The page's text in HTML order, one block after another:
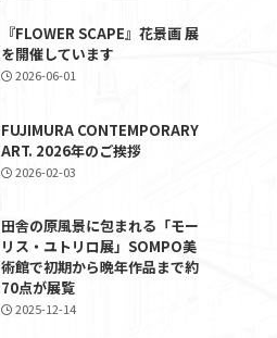
『FLOWER SCAPE』花景画 展
を開催しています
2026-06-01
FUJIMURA CONTEMPORARY
ART. 2026年のご挨拶
2026-02-03
田舎の原風景に包まれる「モー
リス・ユトリロ展」SOMPO美
術館で初期から晩年作品まで約
70点が展覧
2025-12-14